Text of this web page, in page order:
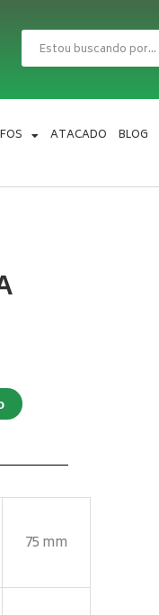
Pesquisar
ATACADO BLOG
75 mm